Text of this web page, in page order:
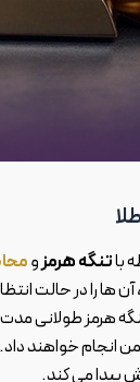
باتنگه هرمزو
ها را در حالت
تنگه هرمز
امن انجام خواهند
پیدا می کند.